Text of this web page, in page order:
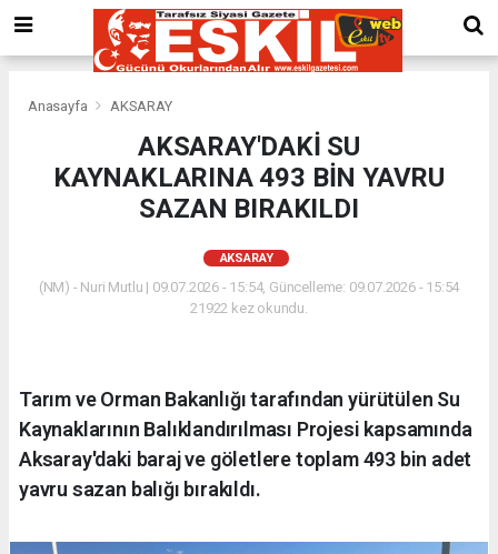
Anasayfa AKSARAY
AKSARAY'DAKİ SU
KAYNAKLARINA 493 BİN YAVRU
SAZAN BIRAKILDI
AKSARAY
(NM) - Nuri Mutlu | 09.07.2026 - 15:54, Güncelleme: 09.07.2026 - 15:54
21922 kez okundu.
Tarım ve Orman Bakanlığı tarafından yürütülen Su
Kaynaklarının Balıklandırılması Projesi kapsamında
Aksaray'daki baraj ve göletlere toplam 493 bin adet
yavru sazan balığı bırakıldı.